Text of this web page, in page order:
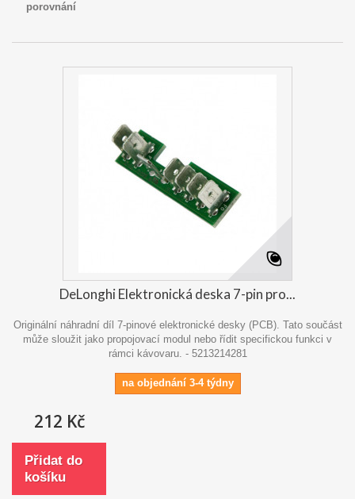
porovnání
DeLonghi Elektronická deska 7-pin pro...
Originální náhradní díl 7-pinové elektronické desky (PCB). Tato součást
může sloužit jako propojovací modul nebo řídit specifickou funkci v
rámci kávovaru. - 5213214281
na objednání 3-4 týdny
212 Kč
Přidat do
košíku